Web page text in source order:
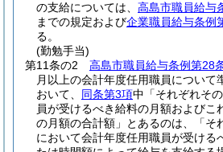
の支給については、 高島市職員給与
までの規定および企業職員給与条例
る。
(勤勉手当)
第11条の2
高島市職員給与条例第28
月以上の会計年度任用職員について
おいて、 同条第3項中「それぞれそ
員が受けるべき給料の月額およびこ
の月額の合計額」とあるのは、「そ
において会計年度任用職員が受ける